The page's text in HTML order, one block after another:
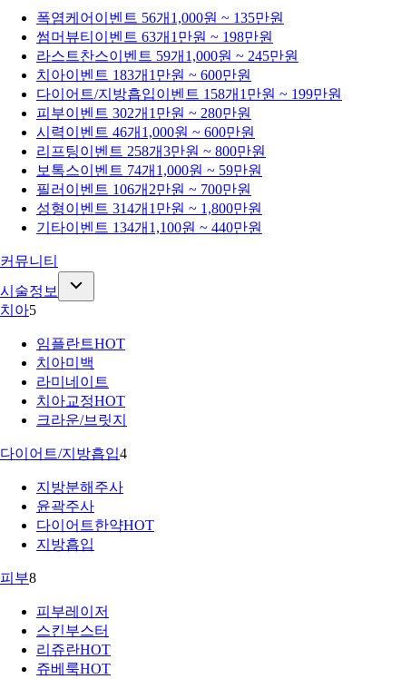
폭염케어 이벤트 56개 1,000원 ~ 135만원
썸머뷰티 이벤트 63개 1만원 ~ 198만원
라스트찬스이벤트 59개 1,000원 ~ 245만원
치아이벤트 183개 1만원 ~ 600만원
다이어트/지방흡입이벤트 158개 1만원 ~ 199만원
피부이벤트 302개 1만원 ~ 280만원
시력이벤트 46개 1,000원 ~ 600만원
리프팅이벤트 258개3만원 ~ 800만원
보톡스이벤트 74개 1,000원 ~ 59만원
필러 이벤트 106개 2만원 ~ 700만원
성형이벤트 314개 1만원 ~ 1,800만원
기타이벤트 134개 1,100원 ~ 440만원
커뮤니티
시술정보
치아5
임플란트HOT
치아미백
라미네이트
치아교정HOT
크라운/브릿지
다이어트/지방흡입4
지방분해주사
윤곽주사
다이어트한약HOT
지방흡입
피부8
피부레이저
스킨부스터
리쥬란HOT
쥬베룩HOT